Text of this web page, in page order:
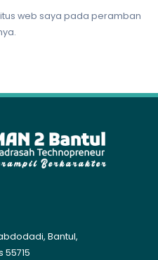
web saya pada peramban
Bantul,
55715